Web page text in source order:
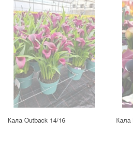
Кала Outback 14/16 Кала